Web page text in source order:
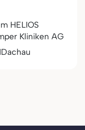
HELIOS
Kliniken AG
Dachau